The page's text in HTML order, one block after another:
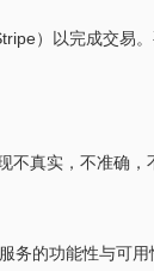
）以完成交易
真实，不准确，
务的功能性与可